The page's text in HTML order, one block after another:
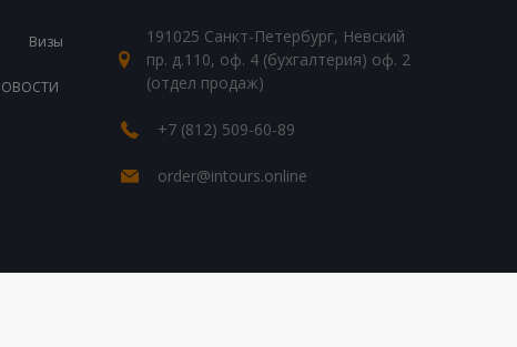
Визы
191025 Санкт-Петербург, Невский
пр. д.110, оф. 4 (бухгалтерия) оф. 2
(отдел продаж)
+7 (812) 509-60-89
order@intours.online